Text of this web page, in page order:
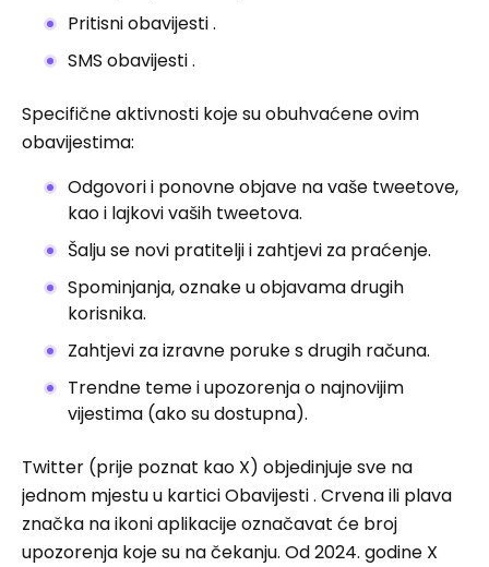
Pritisni obavijesti .
SMS obavijesti .
Specifične aktivnosti koje su obuhvaćene ovim
obavijestima:
Odgovori i ponovne objave na vaše tweetove,
kao i lajkovi vaših tweetova.
Šalju se novi pratitelji i zahtjevi za praćenje.
Spominjanja, oznake u objavama drugih
korisnika.
Zahtjevi za izravne poruke s drugih računa.
Trendne teme i upozorenja o najnovijim
vijestima (ako su dostupna).
Twitter (prije poznat kao X) objedinjuje sve na
jednom mjestu u kartici Obavijesti . Crvena ili plava
značka na ikoni aplikacije označavat će broj
upozorenja koje su na čekanju. Od 2024. godine X